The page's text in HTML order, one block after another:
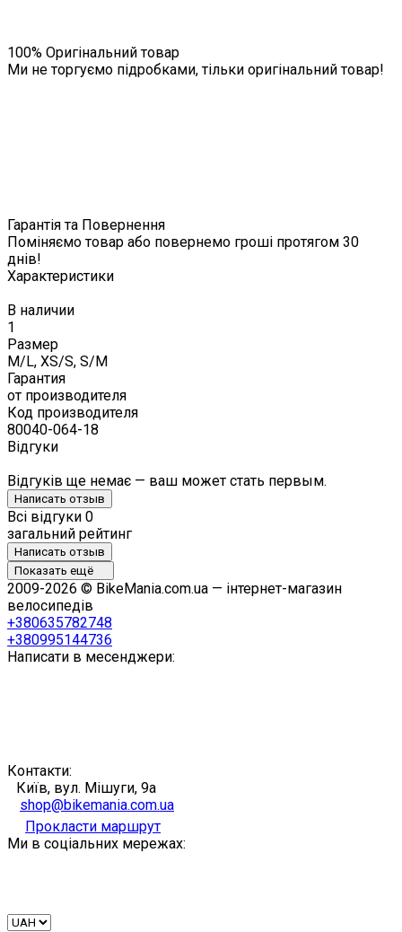
100% Оригінальний товар
Ми не торгуємо підробками, тільки оригінальний товар!
Гарантія та Повернення
Поміняємо товар або повернемо гроші протягом 30
днів!
Характеристики
В наличии
1
Размер
M/L, XS/S, S/M
Гарантия
от производителя
Код производителя
80040-064-18
Відгуки
Відгуків ще немає — ваш может стать первым.
Написать отзыв
Всі відгуки 0
загальний рейтинг
Написать отзыв
Показать ещё
2009-2026 © BikeMania.com.ua — інтернет-магазин
велосипедів
+380635782748
+380995144736
Написати в месенджери:
Контакти:
Київ, вул. Мішуги, 9а
shop@bikemania.com.ua
Прокласти маршрут
Ми в соціальних мережах: